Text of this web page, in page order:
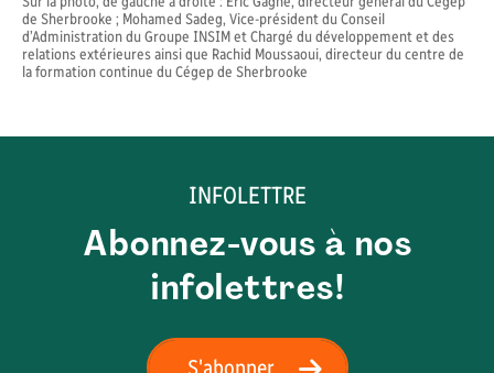
de Sherbrooke ; Mohamed Sadeg, Vice-président du Conseil
d’Administration du Groupe INSIM et Chargé du développement et des
relations extérieures ainsi que Rachid Moussaoui, directeur du centre de
la formation continue du Cégep de Sherbrooke
INFOLETTRE
Abonnez-vous à nos
infolettres!
S'abonner